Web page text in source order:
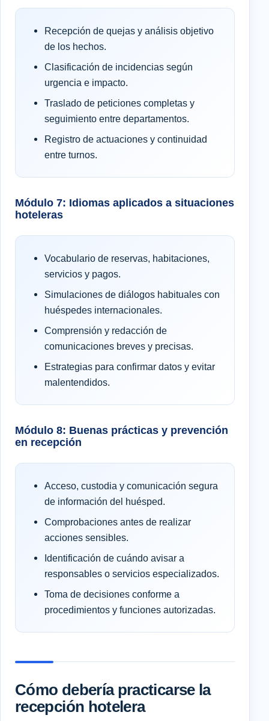
Recepción de quejas y análisis objetivo
de los hechos.
Clasificación de incidencias según
urgencia e impacto.
Traslado de peticiones completas y
seguimiento entre departamentos.
Registro de actuaciones y continuidad
entre turnos.
Módulo 7: Idiomas aplicados a situaciones
hoteleras
Vocabulario de reservas, habitaciones,
servicios y pagos.
Simulaciones de diálogos habituales con
huéspedes internacionales.
Comprensión y redacción de
comunicaciones breves y precisas.
Estrategias para confirmar datos y evitar
malentendidos.
Módulo 8: Buenas prácticas y prevención
en recepción
Acceso, custodia y comunicación segura
de información del huésped.
Comprobaciones antes de realizar
acciones sensibles.
Identificación de cuándo avisar a
responsables o servicios especializados.
Toma de decisiones conforme a
procedimientos y funciones autorizadas.
Cómo debería practicarse la
recepción hotelera